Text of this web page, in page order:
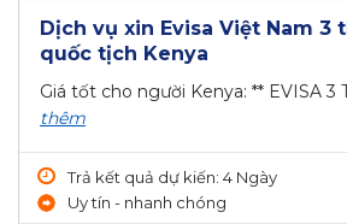
Dịch vụ xin Evisa Việt Nam 3
quốc tịch Kenya
Giá tốt cho người Kenya: ** EVISA 3
thêm
Trả kết quả dự kiến: 4 Ngày
Uy tín - nhanh chóng